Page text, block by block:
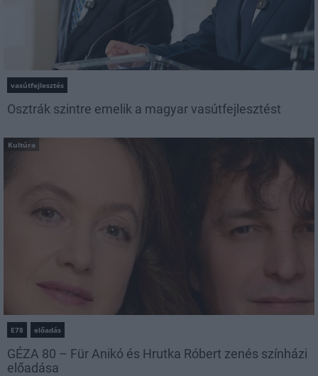
vasútfejlesztés
Osztrák szintre emelik a magyar vasútfejlesztést
Kultúra
E78 előadás
GÉZA 80 – Für Anikó és Hrutka Róbert zenés színházi
előadása